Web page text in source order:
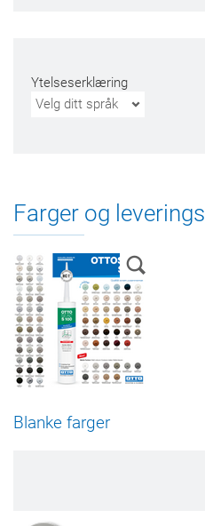
Ytelseserklæring
Velg ditt språk
Farger og
Blanke farger